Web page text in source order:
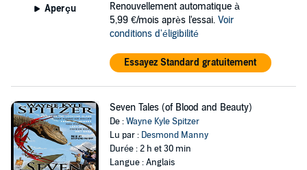
Aperçu
Renouvellement automatique à
5,99 €/mois après l'essai. Voir
conditions d'éligibilité
Essayez Standard gratuitement
Seven Tales (of Blood and Beauty)
De :Wayne Kyle Spitzer
Lu par : Desmond Manny
Durée : 2 h et 30 min
Langue : Anglais